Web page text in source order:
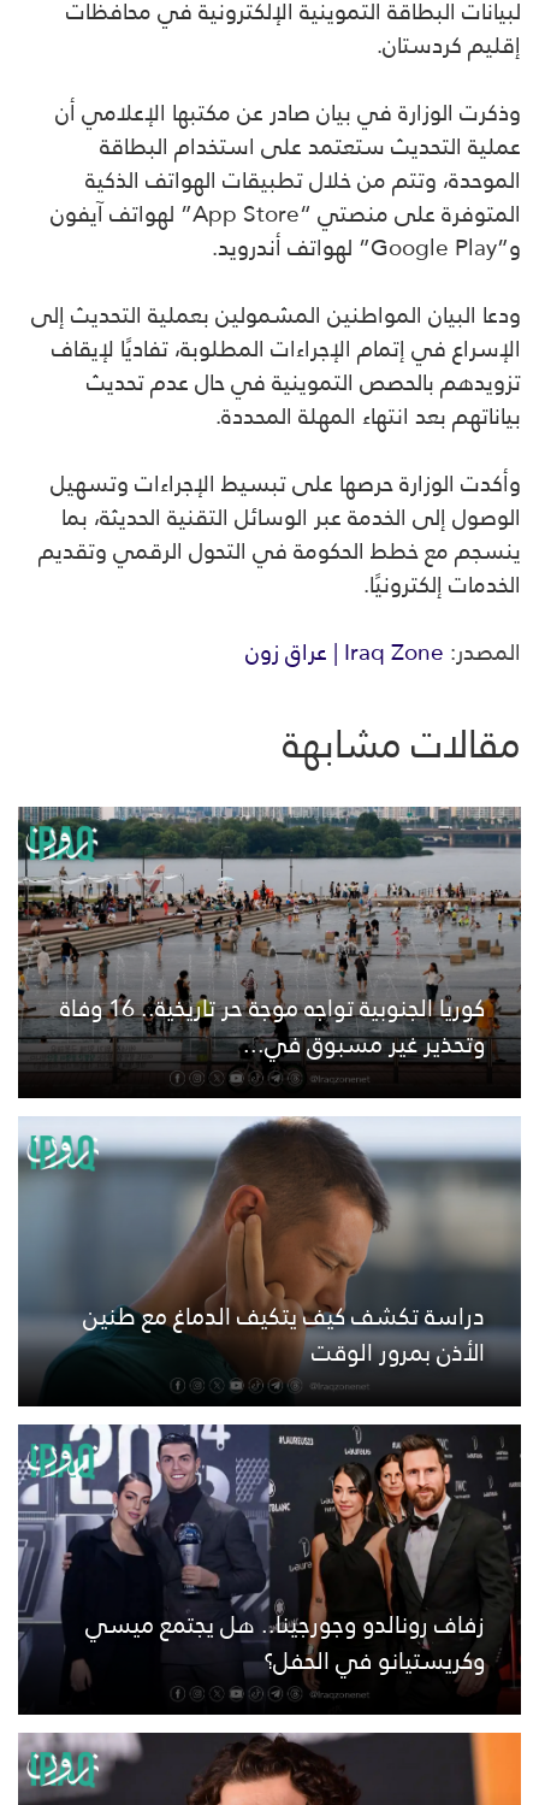
لبيانات البطاقة التموينية الإلكترونية في محافظات
إقليم كردستان.
وذكرت الوزارة في بيان صادر عن مكتبها الإعلامي أن
عملية التحديث ستعتمد على استخدام البطاقة
الموحدة، وتتم من خلال تطبيقات الهواتف الذكية
المتوفرة على منصتي “App Store” لهواتف آيفون
و”Google Play” لهواتف أندرويد.
ودعا البيان المواطنين المشمولين بعملية التحديث إلى
الإسراع في إتمام الإجراءات المطلوبة، تفاديًا لإيقاف
تزويدهم بالحصص التموينية في حال عدم تحديث
بياناتهم بعد انتهاء المهلة المحددة.
وأكدت الوزارة حرصها على تبسيط الإجراءات وتسهيل
الوصول إلى الخدمة عبر الوسائل التقنية الحديثة، بما
ينسجم مع خطط الحكومة في التحول الرقمي وتقديم
الخدمات إلكترونيًا.
المصدر:Iraq Zone | عراق زون
مقالات مشابهة
كوريا الجنوبية تواجه موجة حر تاريخية.. 16 وفاة
وتحذير غير مسبوق في...
دراسة تكشف كيف يتكيف الدماغ مع طنين
الأذن بمرور الوقت
زفاف رونالدو وجورجينا.. هل يجتمع ميسي
وكريستيانو في الحفل؟